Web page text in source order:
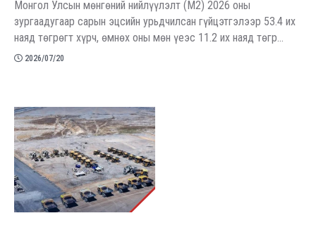
Монгол Улсын мөнгөний нийлүүлэлт (М2) 2026 оны
зургаадугаар сарын эцсийн урьдчилсан гүйцэтгэлээр 53.4 их
наяд төгрөгт хүрч, өмнөх оны мөн үеэс 11.2 их наяд төгр...
2026/07/20